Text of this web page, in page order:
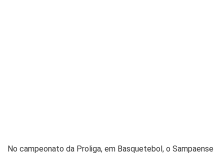
No campeonato da Proliga, em Basquetebol, o Sampaense